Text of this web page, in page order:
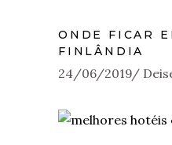
ONDE FICAR
FINLÂNDIA
24/06/2019